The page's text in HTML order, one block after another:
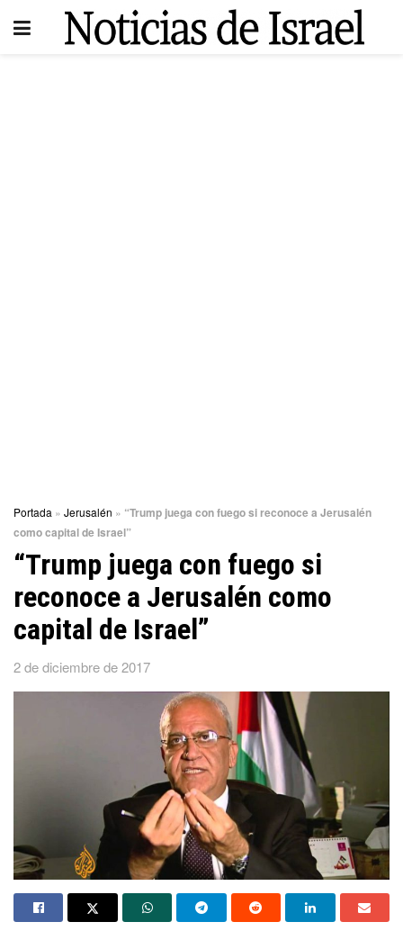
Portada » Jerusalén » “Trump juega con fuego si reconoce a Jerusalén
como capital de Israel”
“Trump juega con fuego si
reconoce a Jerusalén como
capital de Israel”
2 de diciembre de 2017